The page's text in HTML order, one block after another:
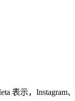
示，Instagram